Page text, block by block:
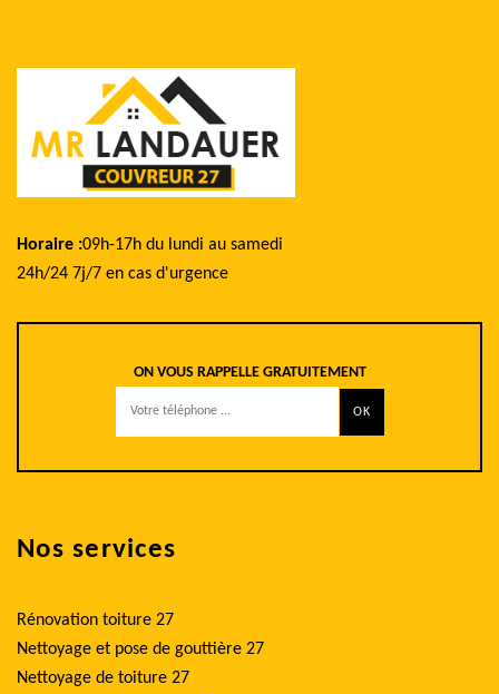
Horaire :09h-17h du lundi au samedi
24h/24 7j/7 en cas d'urgence
ON VOUS RAPPELLE GRATUITEMENT
Nos services
Rénovation toiture 27
Nettoyage et pose de gouttière 27
Nettoyage de toiture 27